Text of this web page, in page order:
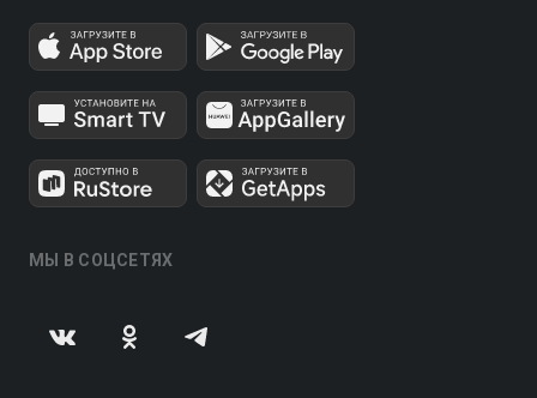
МЫ В СОЦСЕТЯХ